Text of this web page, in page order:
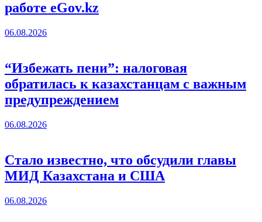
работе eGov.kz
06.08.2026
“Избежать пени”: налоговая
обратилась к казахстанцам с важным
предупреждением
06.08.2026
Стало известно, что обсудили главы
МИД Казахстана и США
06.08.2026